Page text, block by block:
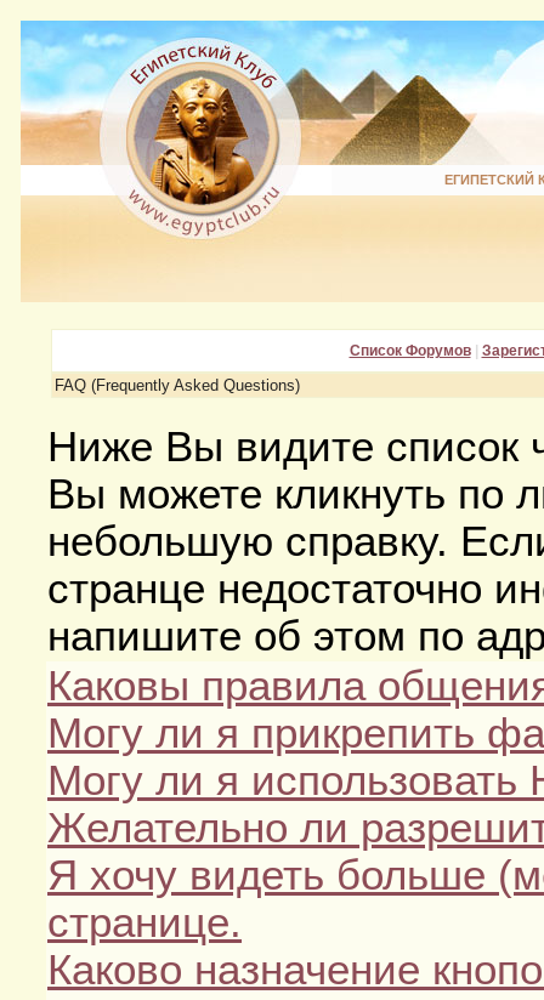
ЕГИПЕТСКИЙ
Список Форумов|
FAQ (Frequently Asked Questions)
Ниже Вы видите список
Вы можете кликнуть по
небольшую справку.
странце недостаточно
напишите об этом по
Каковы правила
Могу ли я прикрепить
Могу ли я
Желательно ли
Я хочу видеть больше
странице.
Каково назначение